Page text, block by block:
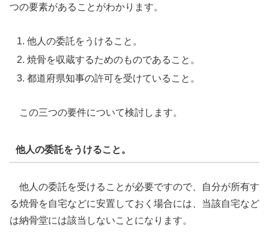
つの要素があることがわかります。
他人の委託をうけること。
焼骨を収蔵するためのものであること。
都道府県知事の許可を受けていること。
この三つの要件について検討します。
他人の委託をうけること。
他人の委託を受けることが必要ですので、自分が所有す
る焼骨を自宅などに安置しておく場合には、当該自宅など
は納骨堂には該当しないことになります。